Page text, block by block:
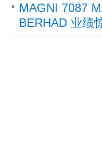
MAGNI 7087
BERHAD 业绩